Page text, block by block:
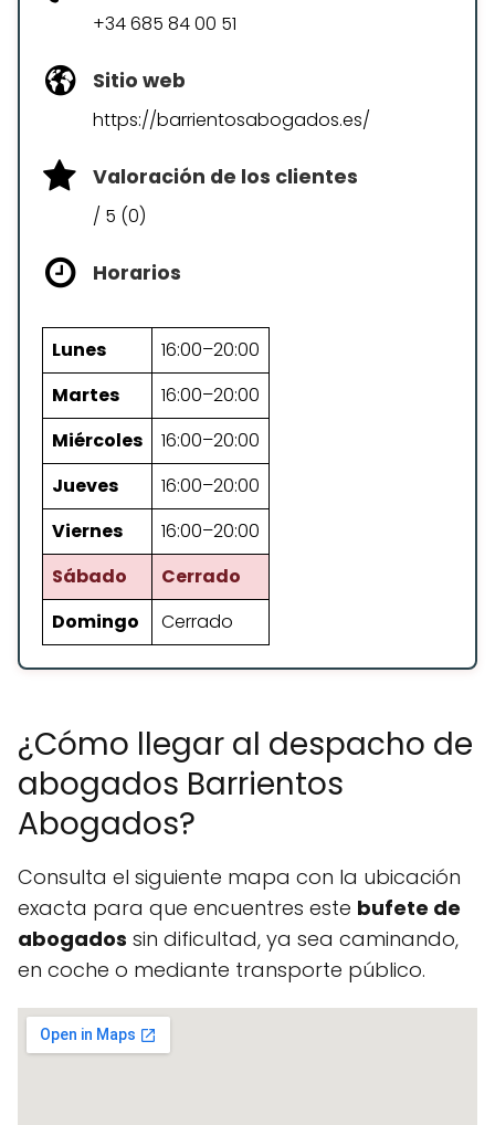
+34 685 84 00 51
Sitio web
https://barrientosabogados.es/
Valoración de los clientes
/ 5 (0)
Horarios
Lunes
16:00–20:00
Martes
16:00–20:00
Miércoles
16:00–20:00
Jueves
16:00–20:00
Viernes
16:00–20:00
Sábado
Cerrado
Domingo
Cerrado
¿Cómo llegar al despacho de
abogados Barrientos
Abogados?
Consulta el siguiente mapa con la ubicación
exacta para que encuentres este bufete de
abogados sin dificultad, ya sea caminando,
en coche o mediante transporte público.